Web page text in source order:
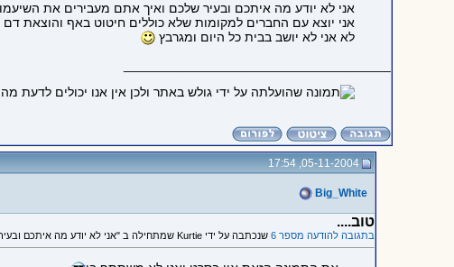
אני לא יודע מה איתכם ובעיר שלכם ואיך אתם מעבירים את
אני יוצא עם החברים למקומות שלא כוללים חיטוט באף והוצאת
לא אני לא יושב בבית כל היום ומגרבץ
05-11-2004, 17:54
Big_White
טוב....
בתגובה להודעה מספר 6 שנכתבה על ידי Kurtie שמתחילה ב "אני לא יודע מה איתכם ובעיר..."